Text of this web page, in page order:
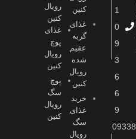
1
0
9
3
6
6
9
09338
کنین
غذای
گربه
عقیم
شده
رویال
کنین
خرید
غذای
سگ
رویال
رویال
کنین
غذای
پوچ
رویال
کنین
پوچ
سگ
رویال
کنین